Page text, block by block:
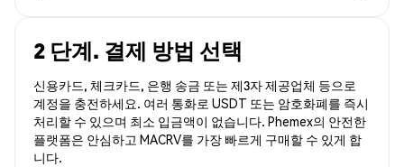
2 단계. 결제 방법 선택
신용카드, 체크카드, 은행 송금 또는 제3자 제공업체 등으로
계정을 충전하세요. 여러 통화로 USDT 또는 암호화폐를 즉시
처리할 수 있으며 최소 입금액이 없습니다. Phemex의 안전한
플랫폼은 안심하고 MACRV를 가장 빠르게 구매할 수 있게 합
니다.